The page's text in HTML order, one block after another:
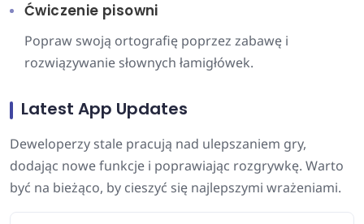
Ćwiczenie pisowni
Popraw swoją ortografię poprzez zabawę i
rozwiązywanie słownych łamigłówek.
Latest App Updates
Deweloperzy stale pracują nad ulepszaniem gry,
dodając nowe funkcje i poprawiając rozgrywkę. Warto
być na bieżąco, by cieszyć się najlepszymi wrażeniami.